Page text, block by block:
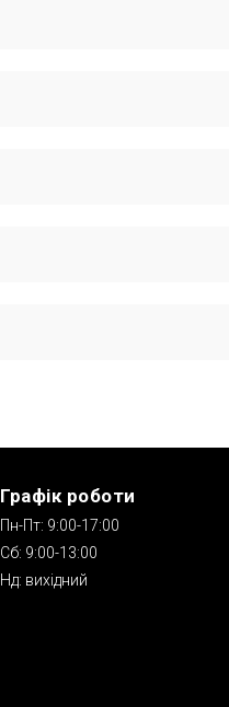
Графік роботи
Пн-Пт: 9:00-17:00
Сб: 9:00-13:00
Нд: вихідний